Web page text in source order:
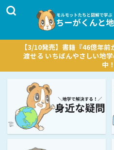
【3/10発売】書籍『46億年
渡せる いちばんやさしい地
中！